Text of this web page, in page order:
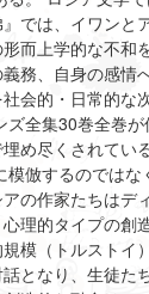
では、イワンと
而上学的な不和
務、自身の感情
会的・日常的な
全集30巻全巻
め尽くされてい
倣するのでは
の作家たちはデ
理的タイプの創
模（トルストイ
となり、生徒た